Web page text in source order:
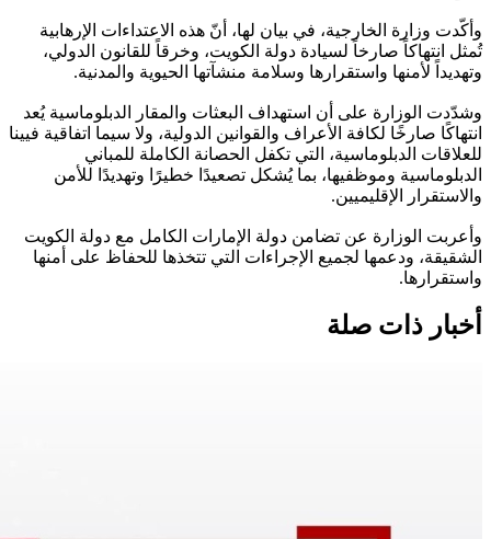
وأكّدت وزارة الخارجية، في بيان لها، أنّ هذه الاعتداءات الإرهابية
تُمثل انتهاكاً صارخاً لسيادة دولة الكويت، وخرقاً للقانون الدولي،
وتهديداً لأمنها واستقرارها وسلامة منشآتها الحيوية والمدنية.
وشدّدت الوزارة على أن استهداف البعثات والمقار الدبلوماسية يُعد
انتهاكًا صارخًا لكافة الأعراف والقوانين الدولية، ولا سيما اتفاقية فيينا
للعلاقات الدبلوماسية، التي تكفل الحصانة الكاملة للمباني
الدبلوماسية وموظفيها، بما يُشكل تصعيدًا خطيرًا وتهديدًا للأمن
والاستقرار الإقليميين.
وأعربت الوزارة عن تضامن دولة الإمارات الكامل مع دولة الكويت
الشقيقة، ودعمها لجميع الإجراءات التي تتخذها للحفاظ على أمنها
واستقرارها.
أخبار ذات صلة